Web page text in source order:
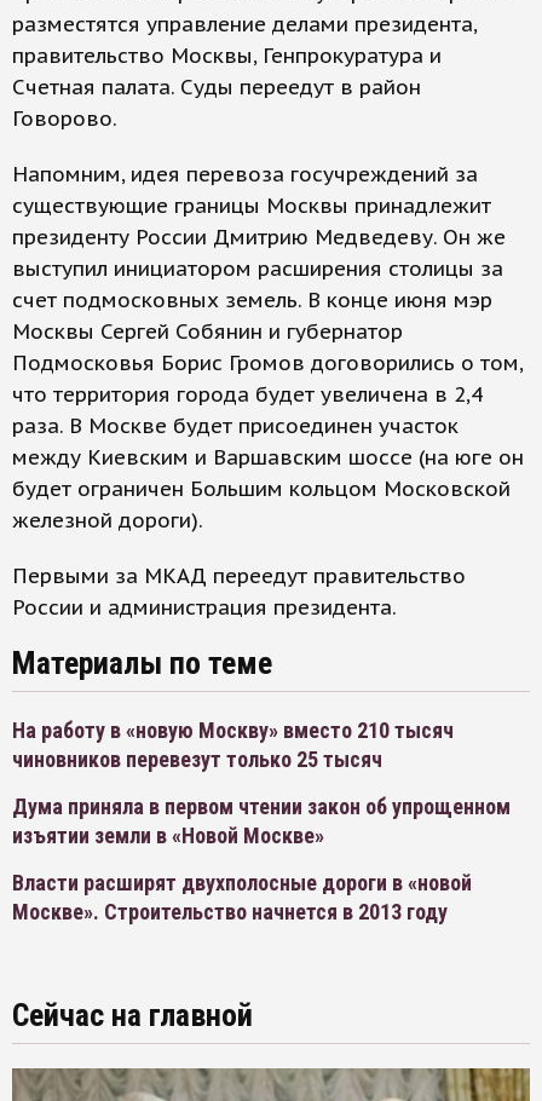
разместятся управление делами президента,
правительство Москвы, Генпрокуратура и
Счетная палата. Суды переедут в район
Говорово.
Напомним, идея перевоза госучреждений за
существующие границы Москвы принадлежит
президенту России Дмитрию Медведеву. Он же
выступил инициатором расширения столицы за
счет подмосковных земель. В конце июня мэр
Москвы Сергей Собянин и губернатор
Подмосковья Борис Громов договорились о том,
что территория города будет увеличена в 2,4
раза. В Москве будет присоединен участок
между Киевским и Варшавским шоссе (на юге он
будет ограничен Большим кольцом Московской
железной дороги).
Первыми за МКАД переедут правительство
России и администрация президента.
Материалы по теме
На работу в «новую Москву» вместо 210 тысяч
чиновников перевезут только 25 тысяч
Дума приняла в первом чтении закон об упрощенном
изъятии земли в «Новой Москве»
Власти расширят двухполосные дороги в «новой
Москве». Строительство начнется в 2013 году
Сейчас на главной